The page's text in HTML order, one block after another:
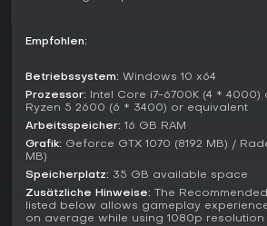
verschont.
Cyberpunk-Welt sucht, findet in The
durch packende Kämpfe und Co-op.
beeindruckenden Visuals und die
kritisieren aber teils die begrenzte Tiefe
stets verfügbarer PC-Titel mit
sich für Shooter mit leichten RPG-
Storys. Arcade-Mayhem mit Freunden in
Setting lohnt sich, besonders ohne
Empfohlen:
Betriebssystem: Windows 10 x64
Prozessor: Intel Core i7-6700K (4 * 4000)
Ryzen 5 2600 (6 * 3400) or equivalent
Arbeitsspeicher: 16 GB RAM
Grafik: Geforce GTX 1070 (8192 MB) /
MB)
Speicherplatz: 35 GB available space
Zusätzliche Hinweise: The
listed below allows gameplay
on average while using 1080p resolution